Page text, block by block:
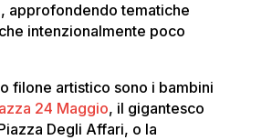
approfondendo tematiche
intenzionalmente poco
filone artistico sono i bambini
24 Maggio, il gigantesco
Degli Affari, o la